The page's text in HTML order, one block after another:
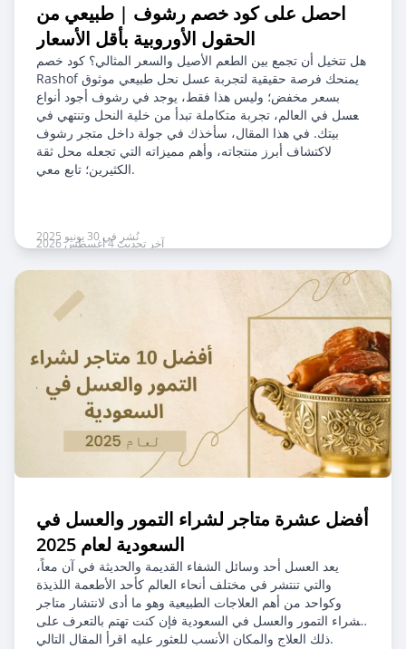
احصل على كود خصم رشوف | طبيعي من
الحقول الأوروبية بأقل الأسعار
هل تتخيل أن تجمع بين الطعم الأصيل والسعر المثالي؟ كود خصم
Rashof يمنحك فرصة حقيقية لتجربة عسل نحل طبيعي موثوق
بسعر مخفض؛ وليس هذا فقط، يوجد في رشوف أجود أنواع
العسل في العالم، تجربة متكاملة تبدأ من خلية النحل وتنتهي في
بيتك. في هذا المقال، سأخذك في جولة داخل متجر رشوف
لاكتشاف أبرز منتجاته، وأهم مميزاته التي تجعله محل ثقة
الكثيرين؛ تابع معي.
نُشر في 30 يونيو 2025
آخر تحديث 4 أغسطس 2026
أفضل عشرة متاجر لشراء التمور والعسل في
السعودية لعام 2025
يعد العسل أحد وسائل الشفاء القديمة والحديثة في آن معاً،
والتي تنتشر في مختلف أنحاء العالم كأحد الأطعمة اللذيذة
وكواحد من أهم العلاجات الطبيعية وهو ما أدى لانتشار متاجر
لشراء التمور والعسل في السعودية فإن كنت تهتم بالتعرف على
ذلك العلاج والمكان الأنسب للعثور عليه اقرأ المقال التالي.